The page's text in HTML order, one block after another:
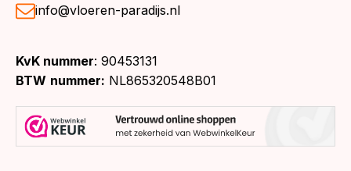
info@vloeren-paradijs.nl
KvK nummer: 90453131
BTW nummer: NL865320548B01